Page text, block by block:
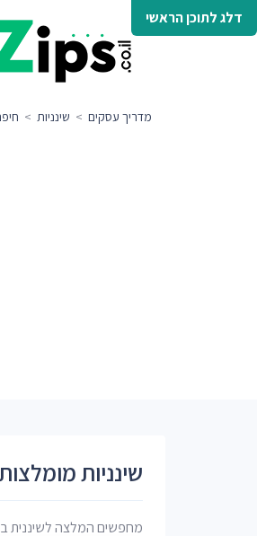
דלג לתוכן הראשי
מדריך עסקים > שינניות >
שינניות
מחפשים המלצה לשיננית